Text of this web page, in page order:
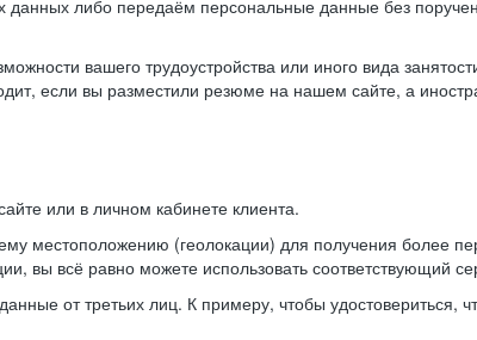
либо передаём персональные данные без
вашего трудоустройства или иного вида
если вы разместили резюме на нашем сайте, а
или в личном кабинете клиента.
местоположению (геолокации) для получения более
вы всё равно можете использовать соответствующий
от третьих лиц. К примеру, чтобы удостовериться,